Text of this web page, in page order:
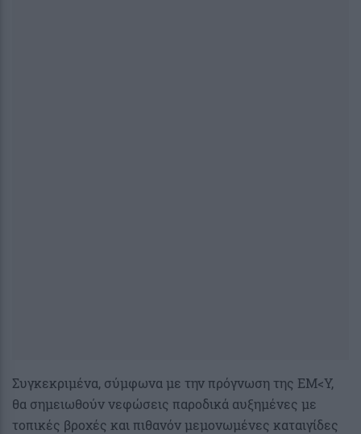
Συγκεκριμένα, σύμφωνα με την πρόγνωση της ΕΜ<Υ,
θα σημειωθούν νεφώσεις παροδικά αυξημένες με
τοπικές βροχές και πιθανόν μεμονωμένες καταιγίδες